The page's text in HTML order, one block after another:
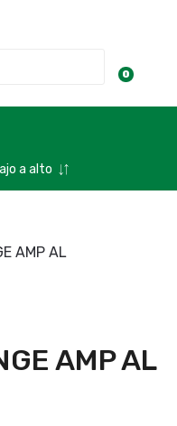
0
AMP AL